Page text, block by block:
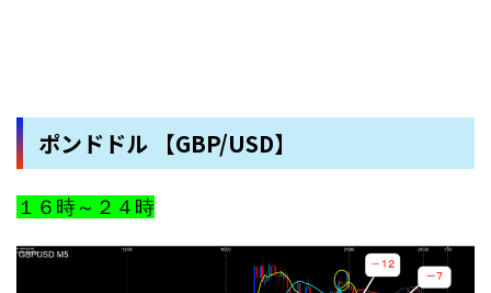
ポンドドル 【GBP/USD】
１６時～２４時